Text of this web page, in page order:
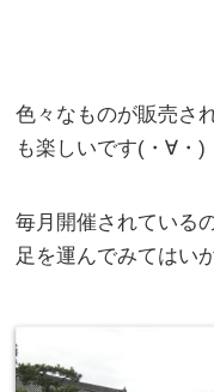
色々なものが販売さ
も楽しいです(・∀・)
毎月開催されている
足を運んでみてはい